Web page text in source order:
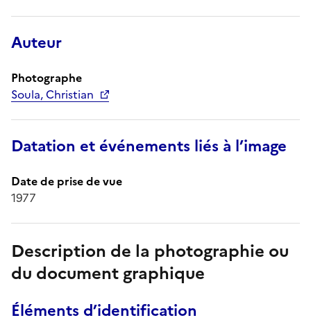
Auteur
Photographe
Soula, Christian
Datation et événements liés à l’image
Date de prise de vue
1977
Description de la photographie ou
du document graphique
Éléments d’identification